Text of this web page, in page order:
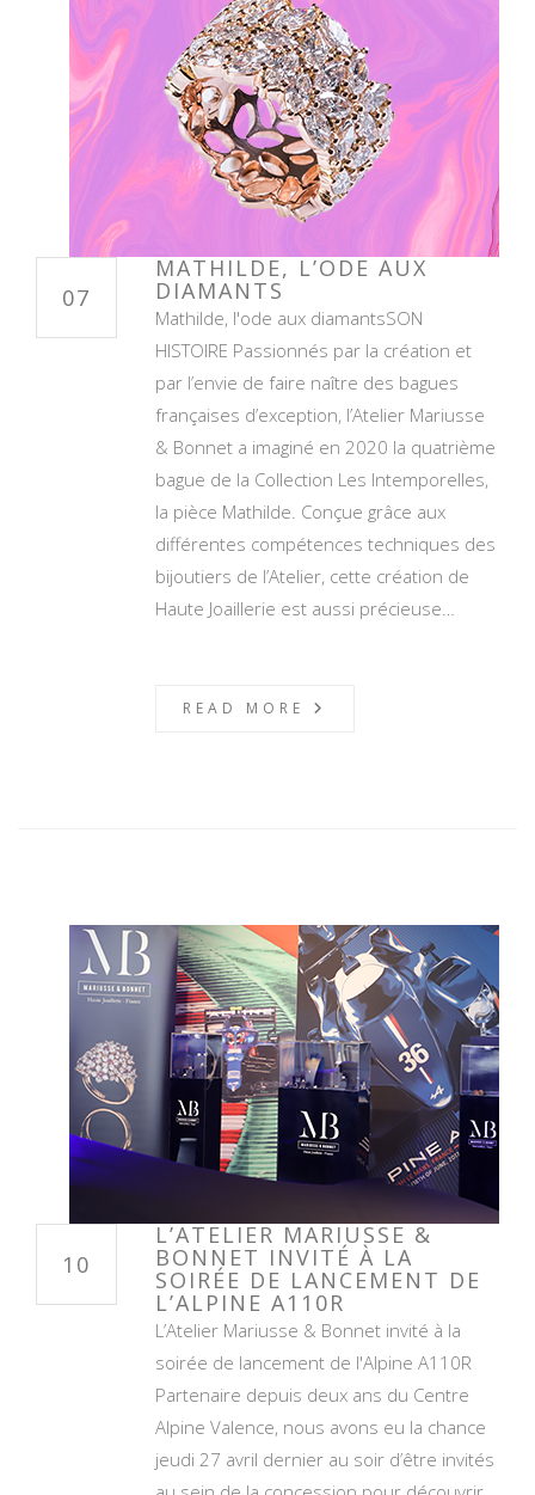
07
MATHILDE, L’ODE AUX
DIAMANTS
Mathilde, l'ode aux diamantsSON
HISTOIRE Passionnés par la création et
par l’envie de faire naître des bagues
françaises d’exception, l’Atelier Mariusse
& Bonnet a imaginé en 2020 la quatrième
bague de la Collection Les Intemporelles,
la pièce Mathilde. Conçue grâce aux
différentes compétences techniques des
bijoutiers de l’Atelier, cette création de
Haute Joaillerie est aussi précieuse…
READ MORE
10
L’ATELIER MARIUSSE &
BONNET INVITÉ À LA
SOIRÉE DE LANCEMENT DE
L’ALPINE A110R
L’Atelier Mariusse & Bonnet invité à la
soirée de lancement de l'Alpine A110R
Partenaire depuis deux ans du Centre
Alpine Valence, nous avons eu la chance
jeudi 27 avril dernier au soir d’être invités